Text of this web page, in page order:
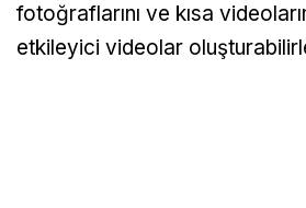
fotoğraflarını ve kısa
etkileyici videolar